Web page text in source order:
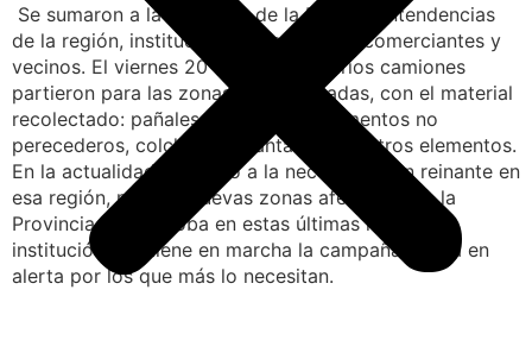
Se sumaron a la campaña de la Filial las Intendencias
de la región, instituciones intermedias, comerciantes y
vecinos. El viernes 20 de febrero, varios camiones
partieron para las zonas más afectadas, con el material
recolectado: pañales, agua, leche, alimentos no
perecederos, colchones, mantas, entre otros elementos.
En la actualidad y debido a la necesidad aun reinante en
esa región, mas las nuevas zonas afectadas en la
Provincia de Córdoba en estas últimas horas, la
institución mantiene en marcha la campaña y está en
alerta por los que más lo necesitan.